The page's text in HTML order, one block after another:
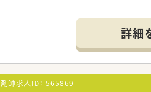
生涯に寄り添えるやりがいを求め
～ベテランまで在籍。バランスよ
剤師間の交流もあり、定着率の
ため、やりがいを感じられるよう
詳細
師求人ID： 565869